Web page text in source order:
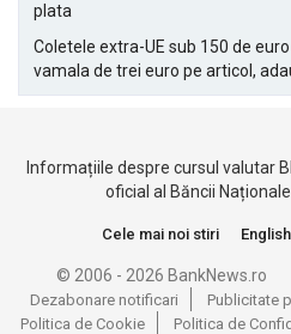
plata
Coletele extra-UE sub 150 de
vamala de trei euro pe articol,
Informațiile despre cursul valutar
oficial al Băncii
Cele mai noi stiri English
© 2006 - 2026 BankNews.ro
Dezabonare notificari
Publicitate
Politica de Cookie
Politica de